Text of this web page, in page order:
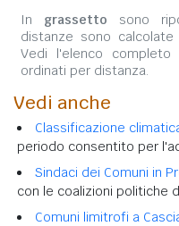
In grassetto sono
distanze sono
Vedi l'elenco completo
ordinati per distanza.
Vedi anche
Classificazione
periodo consentito per
Sindaci dei Comuni in
con le coalizioni politiche
Comuni limitrofi a